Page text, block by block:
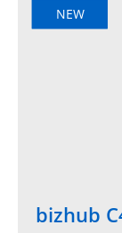
NEW
bizhub